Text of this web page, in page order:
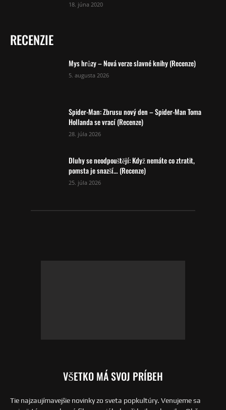
18. júna 2020
RECENZIE
Mys hrůzy – Nová verze slavné knihy (Recenze)
5. augusta 2026
Spider-Man: Zbrusu nový den – Spider-Man Toma
Hollanda se vrací (Recenze)
28. júla 2026
Dluhy se neodpouštějí: Když nemáte co ztratit,
pomsta je snazší… (Recenze)
25. júla 2026
VŠETKO MÁ SVOJ PRÍBEH
Tie najzaujímavejšie novinky zo sveta popkultúry. Venujeme sa